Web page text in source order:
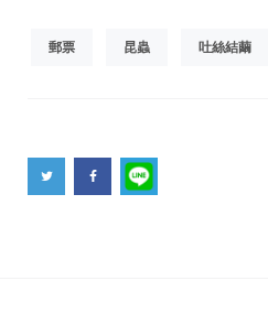
郵票 昆蟲 吐絲結繭